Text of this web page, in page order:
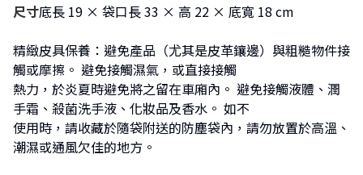
尺寸底長 19 × 袋口長 33 × 高 22 × 底寬 18 cm
精緻皮具保養：避免產品（尤其是皮革鑲邊）與粗糙物件接
觸或摩擦。 避免接觸濕氣，或直接接觸
熱力，於炎夏時避免將之留在車廂內。 避免接觸液體、潤
手霜、殺菌洗手液、化妝品及香水。 如不
使用時，請收藏於隨袋附送的防塵袋內，請勿放置於高溫、
潮濕或通風欠佳的地方。